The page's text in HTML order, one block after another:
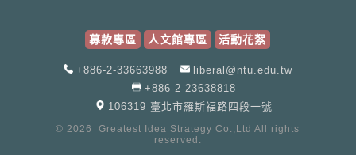
募款專區 人文館專區 活動花絮
+886-2-33663988
liberal@ntu.edu.tw
+886-2-23638818
106319 臺北市羅斯福路四段一號
© 2026Greatest Idea Strategy Co.,Ltd All rights
reserved.